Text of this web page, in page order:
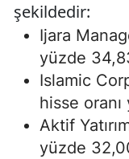
şekildedir:
Ijara
yüzde
Islamic
hisse
Aktif
yüzde